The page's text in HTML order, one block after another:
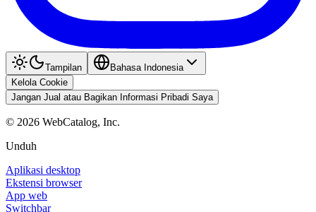
Tampilan
Bahasa Indonesia
Kelola Cookie
Jangan Jual atau Bagikan Informasi Pribadi Saya
© 2026 WebCatalog, Inc.
Unduh
Aplikasi desktop
Ekstensi browser
App web
Switchbar